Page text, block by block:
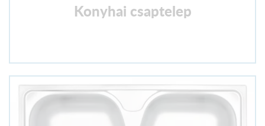
Konyhai csaptelep